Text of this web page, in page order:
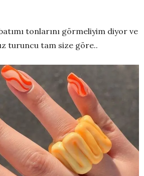
tonlarını görmeliyim diyor ve
turuncu tam size göre..